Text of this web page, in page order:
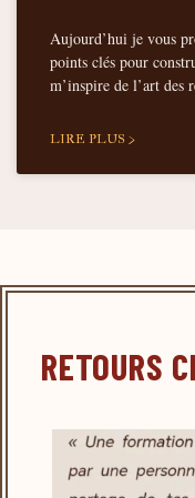
Aujourd’hui je vous
points clés pour
m’inspire de l’art des
LIRE PLUS >
RETOURS